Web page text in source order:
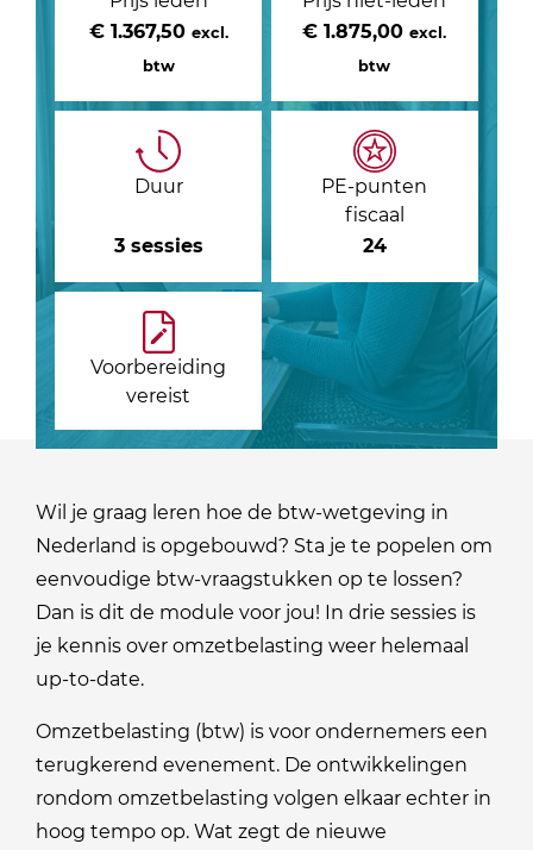
€ 1.367,50 excl.
btw
€ 1.875,00excl.
btw
Duur
3 sessies
PE-punten
fiscaal
24
Voorbereiding
vereist
Wil je graag leren hoe de btw-wetgeving in
Nederland is opgebouwd? Sta je te popelen om
eenvoudige btw-vraagstukken op te lossen?
Dan is dit de module voor jou! In drie sessies is
je kennis over omzetbelasting weer helemaal
up-to-date.
Omzetbelasting (btw) is voor ondernemers een
terugkerend evenement. De ontwikkelingen
rondom omzetbelasting volgen elkaar echter in
hoog tempo op. Wat zegt de nieuwe